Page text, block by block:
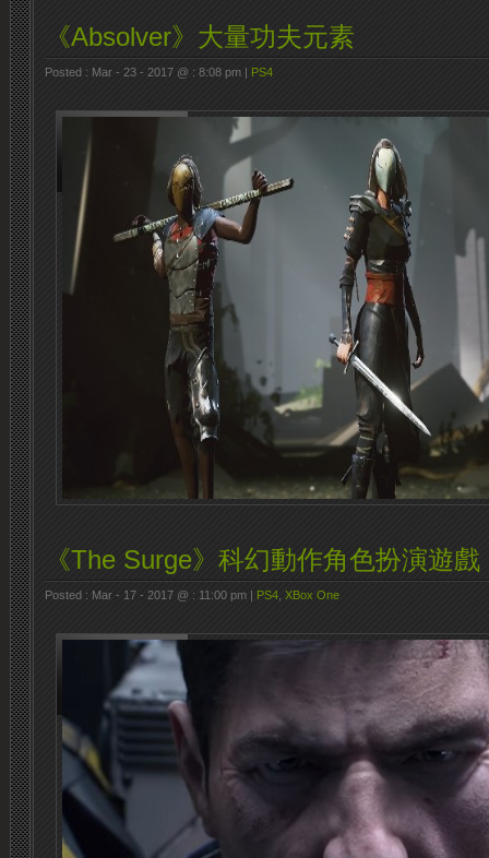
《Absolver》大量功夫元素
Posted : Mar - 23 - 2017 @ : 8:08 pm | PS4
《The Surge》科幻動作角色扮演遊戲
Posted : Mar - 17 - 2017 @ : 11:00 pm | PS4 XBox One